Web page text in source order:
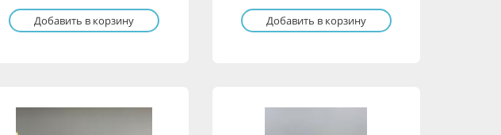
Добавить в корзину Добавить в корзину